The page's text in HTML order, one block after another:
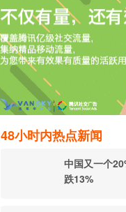
48小时内热点新闻
中国又一个
跌13%